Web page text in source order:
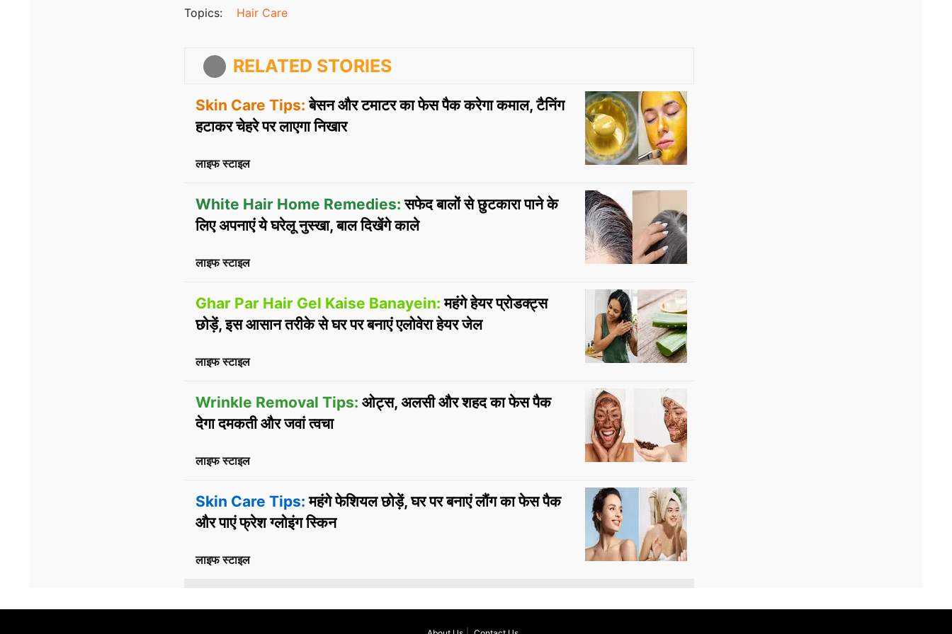
Topics: Hair Care
RELATED STORIES
Skin Care Tips: बेसन और टमाटर का फेस पैक करेगा कमाल, टैनिंग
हटाकर चेहरे पर लाएगा निखार
लाइफ स्टाइल
White Hair Home Remedies: सफेद बालों से छुटकारा पाने के
लिए अपनाएं ये घरेलू नुस्खा, बाल दिखेंगे काले
लाइफ स्टाइल
Ghar Par Hair Gel Kaise Banayein: महंगे हेयर प्रोडक्ट्स
छोड़ें, इस आसान तरीके से घर पर बनाएं एलोवेरा हेयर जेल
लाइफ स्टाइल
Wrinkle Removal Tips: ओट्स, अलसी और शहद का फेस पैक
देगा दमकती और जवां त्वचा
लाइफ स्टाइल
Skin Care Tips: महंगे फेशियल छोड़ें, घर पर बनाएं लौंग का फेस पैक
और पाएं फ्रेश ग्लोइंग स्किन
लाइफ स्टाइल